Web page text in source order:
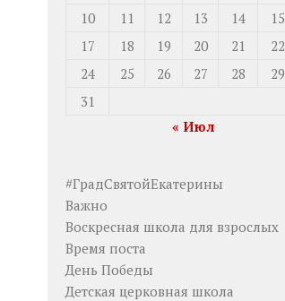
10
11 12 13 14 15
17
18 19 20 21 22
24
25 26 27 28 29
31
« Июл
#ГрадСвятойЕкатерины
Важно
Воскресная школа для взрослых
Время поста
День Победы
Детская церковная школа